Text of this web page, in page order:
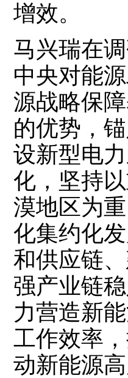
增效。
马兴瑞在
中央对能
源战略保
的优势，
设新型电
化，坚持
漠地区为
化集约化
和供应链
强产业链
力营造新
工作效率
动新能源